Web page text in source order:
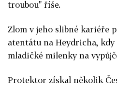
troubou" říše.
Zlom v jeho slibné kariéře
atentátu na Heydricha, kdy
mladičké milenky na
Protektor získal několik